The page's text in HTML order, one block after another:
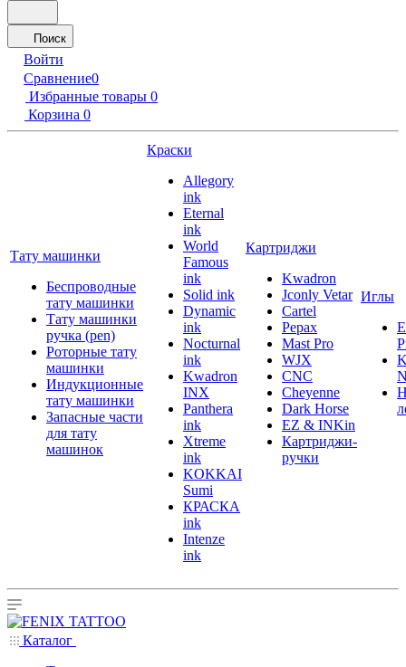
Поиск
Войти
Сравнение0
Избранные товары 0
Корзина 0
Тату машинки
Беспроводные
тату машинки
Тату машинки
ручка (pen)
Роторные тату
машинки
Индукционные
тату машинки
Запасные части
для тату
машинок
Краски
Allegory
ink
Eternal
ink
World
Famous
ink
Solid ink
Dynamic
ink
Nocturnal
ink
Kwadron
INX
Panthera
ink
Xtreme
ink
KOKKAI
Sumi
КРАСКА
ink
Intenze
ink
Картриджи
Kwadron
Jconly Vetar
Cartel
Pepax
Mast Pro
WJX
CNC
Cheyenne
Dark Horse
EZ & INKin
Картриджи-
ручки
Иглы
Каталог